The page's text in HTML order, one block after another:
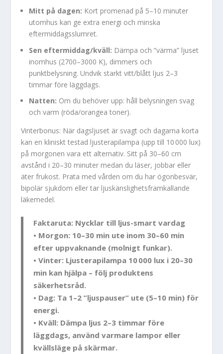
Mitt på dagen: Kort promenad på 5–10 minuter
utomhus kan ge extra energi och minska
eftermiddagsslumret.
Sen eftermiddag/kväll: Dämpa och ”värma” ljuset
inomhus (2700–3000 K), dimmers och
punktbelysning. Undvik starkt vitt/blått ljus 2–3
timmar före läggdags.
Natten: Om du behöver upp: håll belysningen svag
och varm (röda/orangea toner).
Vinterbonus: När dagsljuset är svagt och dagarna korta
kan en kliniskt testad ljusterapilampa (upp till 10 000 lux)
på morgonen vara ett alternativ. Sitt på 30–60 cm
avstånd i 20–30 minuter medan du läser, jobbar eller
äter frukost. Prata med vården om du har ögonbesvär,
bipolär sjukdom eller tar ljuskänslighets­framkallande
läkemedel.
Faktaruta: Nycklar till ljus-smart vardag
• Morgon: 10–30 min ute inom 30–60 min
efter uppvaknande (molnigt funkar).
• Vinter: Ljusterapilampa 10 000 lux i 20–30
min kan hjälpa – följ produktens
säkerhetsråd.
• Dag: Ta 1–2 ”ljuspauser” ute (5–10 min) för
energi.
• Kväll: Dämpa ljus 2–3 timmar före
läggdags, använd varmare lampor eller
kvällsläge på skärmar.